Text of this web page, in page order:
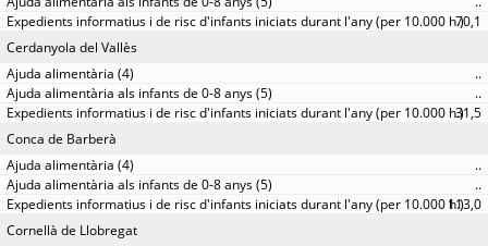
70,1
Cerdanyola del Vallès
..
..
31,5
Conca de Barberà
..
..
113,0
Cornellà de Llobregat